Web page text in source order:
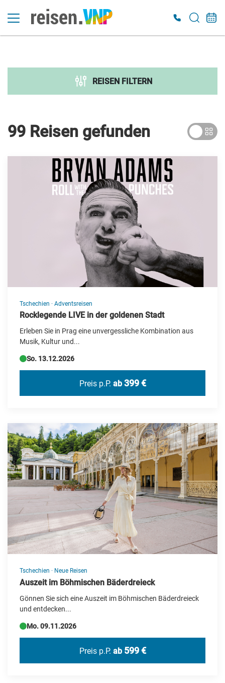
Suche verfeinern
Preis
Adventsreisen
Bus-Rundreise
Deutschland Reisen
Erlebnis & Aufenthalt
Flugreisen
Flusskreuzfahrt
Frühjahrs-Reisen
Geschenkideen
Kultur/UNESCO
Kurzreisen
Neue Reisen
Silvesterreisen
Specials
Städte-/Musikreisen
Weihnachtsreisen
Zielgebiet
Albanien
Andorra
Belgien
REISEN FILTERN
99 Reisen gefunden
Tschechien · Adventsreisen
Rocklegende LIVE in der goldenen Stadt
Erleben Sie in Prag eine unvergessliche Kombination aus
Musik, Kultur und...
So. 13.12.2026
Preis p.P. ab 399 €
Tschechien · Neue Reisen
Auszeit im Böhmischen Bäderdreieck
Gönnen Sie sich eine Auszeit im Böhmischen Bäderdreieck
und entdecken...
Mo. 09.11.2026
Preis p.P. ab 599 €